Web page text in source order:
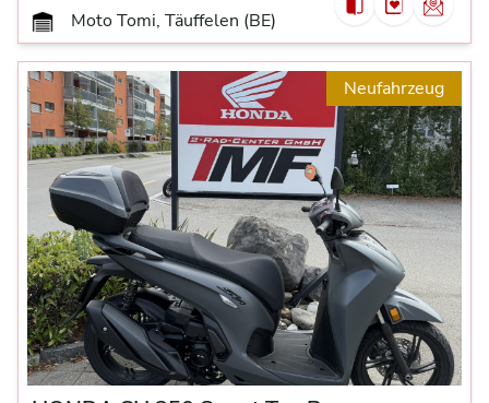
Moto Tomi, Täuffelen (BE)
Neufahrzeug